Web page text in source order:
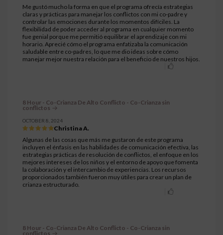
Me gustó mucho la forma en que el programa ofrecía estrategias
claras y prácticas para manejar los conflictos con mi co-padre y
controlar las emociones durante los momentos difíciles. La
flexibilidad de poder acceder al programa en cualquier momento
fue genial porque me permitió equilibrar el aprendizaje con mi
horario. Aprecié cómo el programa enfatizaba la comunicación
saludable entre co-padres, lo que me dio ideas sobre cómo
manejar mejor nuestra relación para el beneficio de nuestros hijos.
8 Hour - Co-Crianza De Alto Conflicto - Co-Crianza sin
conflictos
OCTOBER 8, 2024
Christina A.
Algunas de las cosas que más me gustaron de este programa
incluyen el énfasis en las habilidades de comunicación efectiva, las
estrategias prácticas de resolución de conflictos, el enfoque en los
mejores intereses de los niños y el entorno de apoyo que fomenta
la colaboración y el intercambio de experiencias. Los recursos
proporcionados también fueron muy útiles para crear un plan de
crianza estructurado.
8 Hour - Co-Crianza De Alto Conflicto - Co-Crianza sin
conflictos